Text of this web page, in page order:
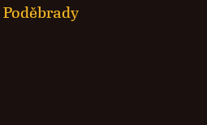
Poděbrady